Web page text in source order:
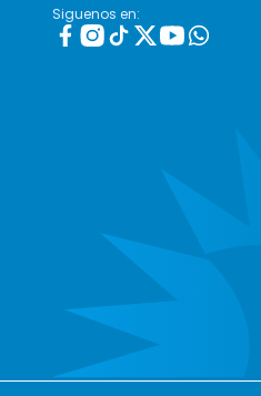
Siguenos en: